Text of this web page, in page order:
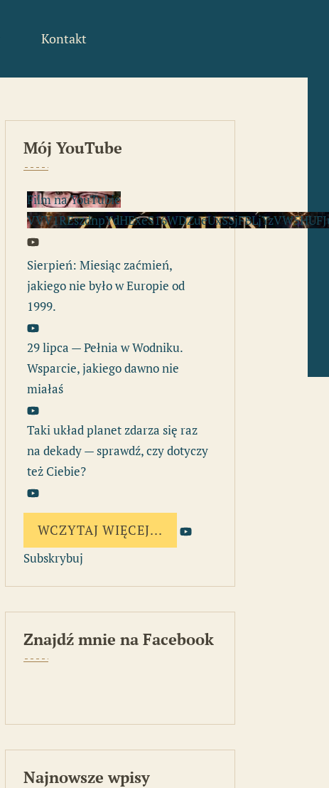
Kontakt
Mój YouTube
Film na YouTubie
Sierpień: Miesiąc zaćmień,
jakiego nie było w Europie od
1999.
29 lipca — Pełnia w Wodniku.
Wsparcie, jakiego dawno nie
miałaś
Taki układ planet zdarza się raz
na dekady — sprawdź, czy dotyczy
też Ciebie?
WCZYTAJ WIĘCEJ...
Subskrybuj
Znajdź mnie na Facebook
Najnowsze wpisy